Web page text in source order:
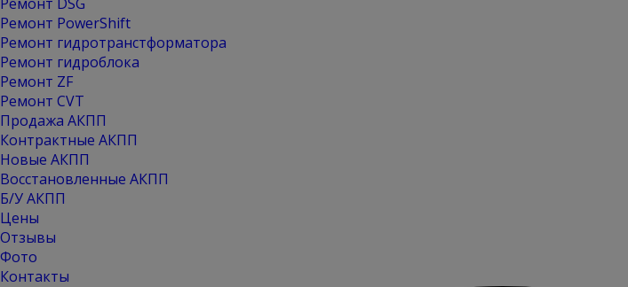
Ремонт PowerShift
Ремонт гидротранстформатора
Ремонт гидроблока
Ремонт ZF
Ремонт CVT
Продажа АКПП
Контрактные АКПП
Новые АКПП
Восстановленные АКПП
Б/У АКПП
Цены
Отзывы
Фото
Контакты